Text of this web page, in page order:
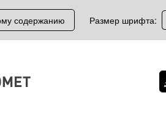
содержанию Размер шрифта: